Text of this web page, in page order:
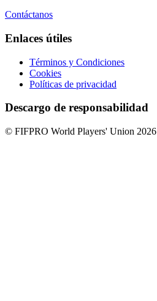
Contáctanos
Enlaces útiles
Términos y Condiciones
Cookies
Políticas de privacidad
Descargo de responsabilidad
© FIFPRO World Players' Union 2026